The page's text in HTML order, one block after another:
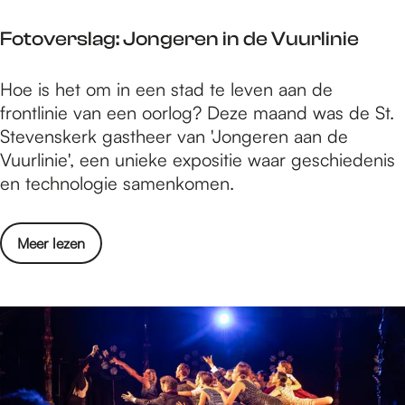
f
e
t
i
v
a
l
c
e
m
e
r
l
c
h
s
t
i
Fotoverslag: Jongeren in de Vuurlinie
F
o
t
o
v
r
s
J
o
Hoe is het om in een stad te leven aan de
frontlinie van een oorlog? Deze maand was de St.
Stevenskerk gastheer van 'Jongeren aan de
Vuurlinie', een unieke expositie waar geschiedenis
en technologie samenkomen.
Meer lezen
o
v
r
F
o
t